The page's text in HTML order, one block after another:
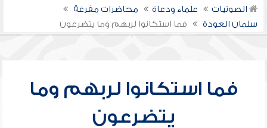
الصوتيات علماء ودعاة
محاضرات مفرغة
سلمان العودة
فما استكانوا لربهم وما يتضرعون
فما استكانوا لربهم وما
يتضرعون